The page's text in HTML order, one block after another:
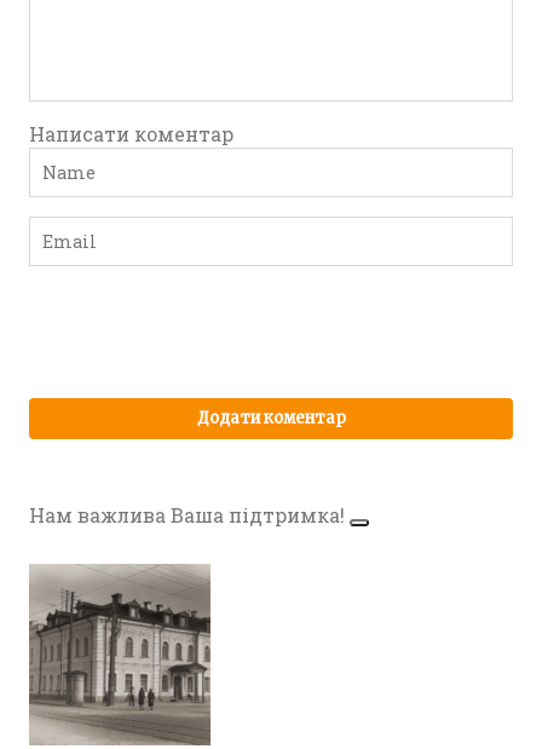
Написати коментар
Нам важлива Ваша підтримка!